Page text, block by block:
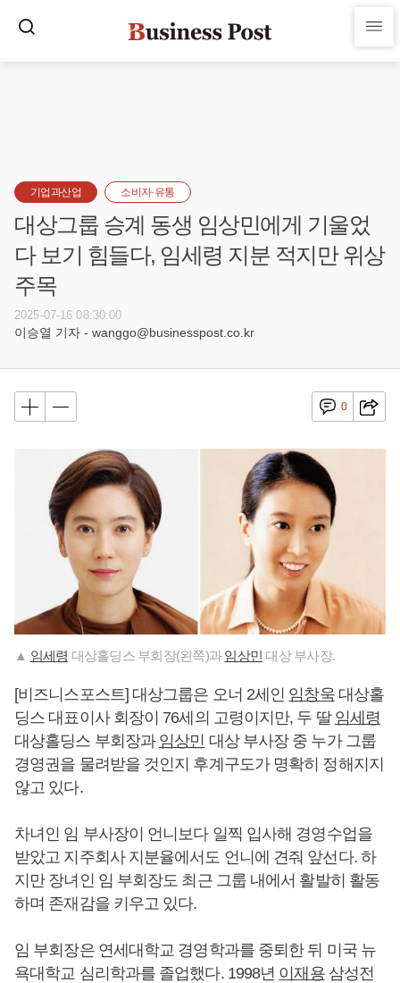
기업과산업 소비자·유통
대상그룹 승계 동생 임상민에게 기울었
다 보기 힘들다, 임세령 지분 적지만 위상
주목
2025-07-16 08:30:00
이승열 기자 - wanggo@businesspost.co.kr
0
▲ 임세령 대상홀딩스 부회장(왼쪽)과임상민 대상 부사장.
[비즈니스포스트] 대상그룹은 오너 2세인 임창욱대상홀
딩스 대표이사 회장이 76세의 고령이지만, 두 딸 임세령
대상홀딩스 부회장과 임상민 대상 부사장 중 누가 그룹
경영권을 물려받을 것인지 후계구도가 명확히 정해지지
않고 있다.
차녀인 임 부사장이 언니보다 일찍 입사해 경영수업을
받았고 지주회사 지분율에서도 언니에 견줘 앞선다. 하
지만 장녀인 임 부회장도 최근 그룹 내에서 활발히 활동
하며 존재감을 키우고 있다.
임 부회장은 연세대학교 경영학과를 중퇴한 뒤 미국 뉴
욕대학교 심리학과를 졸업했다. 1998년 이재용삼성전